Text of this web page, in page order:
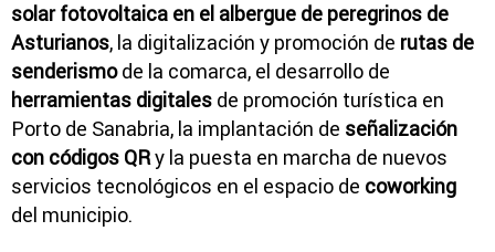
solar fotovoltaica en el albergue de peregrinos de
Asturianos, la digitalización y promoción de rutas de
senderismode la comarca, el desarrollo de
herramientas digitales de promoción turística en
Porto de Sanabria, la implantación de señalización
con códigos QRy la puesta en marcha de nuevos
servicios tecnológicos en el espacio de coworking
del municipio.